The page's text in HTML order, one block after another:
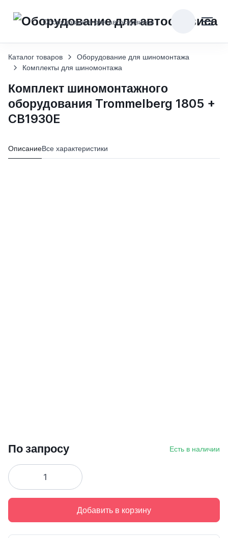
Оборудование для автосервисов
Каталог товаров
Оборудование для шиномонтажа
Комплекты для шиномонтажа
Комплект шиномонтажного
оборудования Trommelberg 1805 +
CB1930E
ОписаниеВсе характеристики
По запросу Есть в наличии
Добавить в корзину